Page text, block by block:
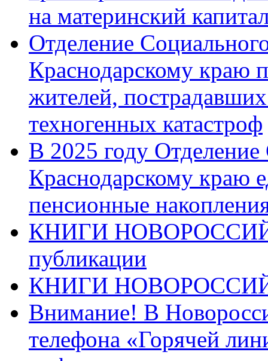
на материнский
Отделение
Краснодарскому краю
жителей,
техногенных катастроф
В 2025 году
Краснодарскому краю
пенсионные
КНИГИ
публикации
КНИГИ
Внимание! В
телефона «Горячей